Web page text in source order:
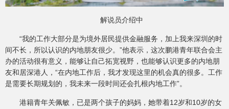
解说员介绍中
“我的工作大部分是为境外居民提供金融服务，加上我来深圳的时
间不长，所以认识的内地朋友很少。”他表示，这次鹏港青年联合会主
办的活动很有意义，能够让自己拓宽视野，也能够认识更多的内地朋
友和居深港人，“在内地工作后，我才发现这里的机会真的很多。工作
是需要长期规划的，我未来一段时间还会扎根内地工作”。
港籍青年关佩敏，已是两个孩子的妈妈，她带着12岁和10岁的女